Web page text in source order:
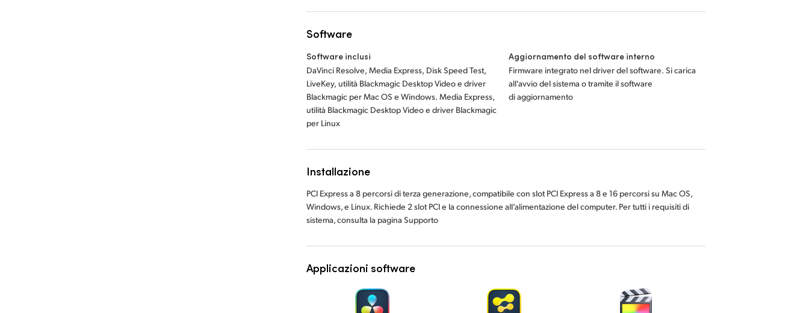
Software
Software inclusi
DaVinci Resolve, Media Express, Disk Speed Test,
LiveKey, utilità Blackmagic Desktop Video e driver
Blackmagic per Mac OS e Windows. Media Express,
utilità Blackmagic Desktop Video e driver Blackmagic
per Linux
Aggiornamento del software interno
Firmware integrato nel driver del software. Si carica
all'avvio del sistema o tramite il software
di aggiornamento
Installazione
PCI Express a 8 percorsi di terza generazione, compatibile con slot PCI Express a 8 e 16 percorsi su Mac OS,
Windows, e Linux. Richiede 2 slot PCI e la connessione all’alimentazione del computer. Per tutti i requisiti di
sistema, consulta la pagina Supporto
Applicazioni software